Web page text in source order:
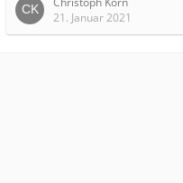
21. Januar 2021